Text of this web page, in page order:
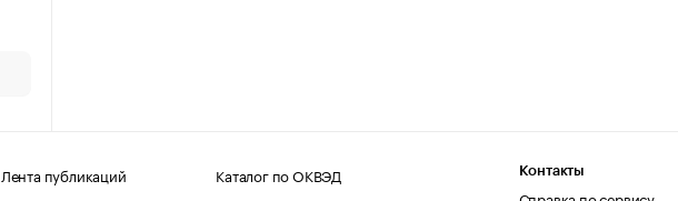
Лента публикаций
Каталог по ОКВЭД
Контакты